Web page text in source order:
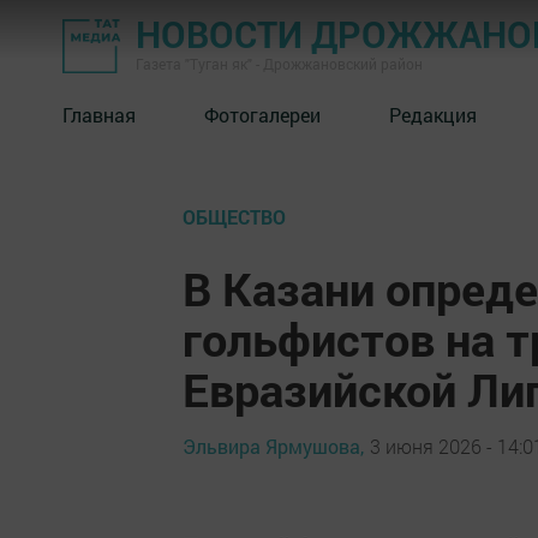
НОВОСТИ
Главная Фотогалереи Редакция
ОБЩЕСТВО
В Казани
гольфистов на
Евразийской
Эльвира Ярмушова, 3 июня 2026 - 14:01